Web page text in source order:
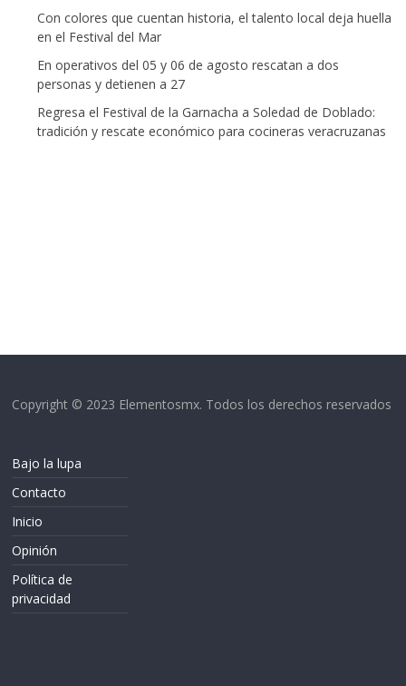
Con colores que cuentan historia, el talento local deja huella
en el Festival del Mar
En operativos del 05 y 06 de agosto rescatan a dos
personas y detienen a 27
Regresa el Festival de la Garnacha a Soledad de Doblado:
tradición y rescate económico para cocineras veracruzanas
Copyright © 2023 Elementosmx. Todos los derechos reservados
Bajo la lupa
Contacto
Inicio
Opinión
Política de
privacidad